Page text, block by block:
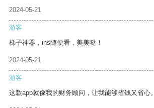
2024-05-21
游客
梯子神器，ins随便看，美美哒！
2024-05-21
游客
这款app就像我的财务顾问，让我能够省钱又省心。